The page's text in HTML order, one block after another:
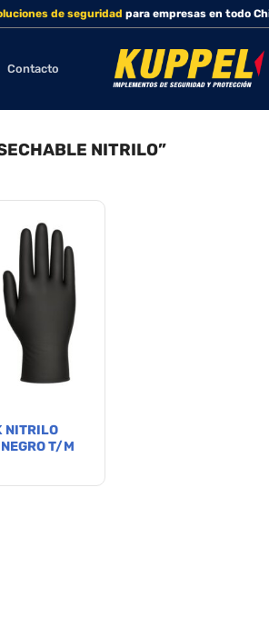
de seguridad para empresas en todo
Contacto
NITRILO”
NITRILO
T/M